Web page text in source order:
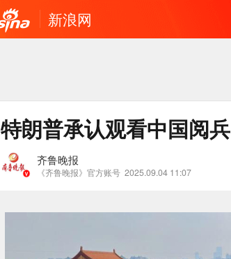
新浪网
特朗普承认观看中国阅
齐鲁晚报
《齐鲁晚报》官方账号 2025.09.04 11:07